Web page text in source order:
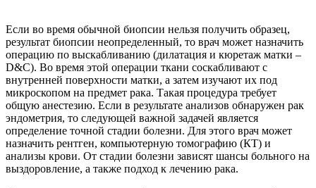
Если во время обычной биопсии нельзя получить образец,
результат биопсии неопределенный, то врач может назначить
операцию по выскабливанию (дилатация и кюретаж матки –
D&C). Во время этой операции ткани соскабливают с
внутренней поверхности матки, а затем изучают их под
микроскопом на предмет рака. Такая процедура требует
общую анестезию. Если в результате анализов обнаружен рак
эндометрия, то следующей важной задачей является
определение точной стадии болезни. Для этого врач может
назначить рентген, компьютерную томографию (КТ) и
анализы крови. От стадии болезни зависят шансы больного на
выздоровление, а также подход к лечению рака.